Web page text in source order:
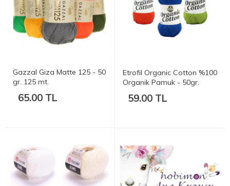
Gazzal Giza Matte 125 - 50
gr. 125 mt.
65.00 TL
Etrofil Organic Cotton %100
Organik Pamuk - 50gr.
59.00 TL